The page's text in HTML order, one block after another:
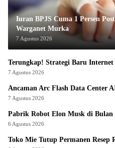
Iuran BPJS Cuma 1 Persen
Warganet Murka
7 Agustus 2026
Terungkap! Strategi Baru
7 Agustus 2026
Ancaman Arc Flash Data Center
7 Agustus 2026
Pabrik Robot Elon Musk di Bulan
6 Agustus 2026
Toko Mie Tutup Permanen Resep